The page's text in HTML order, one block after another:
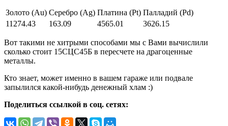
Золото (Au) Серебро (Ag) Платина (Pt) Палладий (Pd)
11274.43
163.09 4565.01 3626.15
Вот такими не хитрыми способами мы с Вами вычислили
сколько стоит 15СЦС45Б в пересчете на драгоценные
металлы.
Кто знает, может именно в вашем гараже или подвале
запылился какой-нибудь денежный хлам :)
Поделиться ссылкой в соц. сетях: